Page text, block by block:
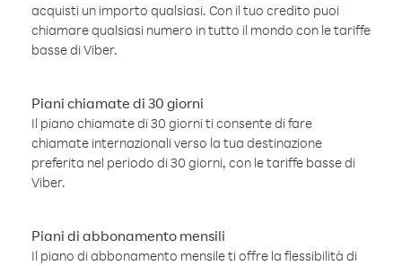
acquisti un importo qualsiasi. Con il tuo credito puoi
chiamare qualsiasi numero in tutto il mondo con le tariffe
basse di Viber.
Piani chiamate di 30 giorni
Il piano chiamate di 30 giorni ti consente di fare
chiamate internazionali verso la tua destinazione
preferita nel periodo di 30 giorni, con le tariffe basse di
Viber.
Piani di abbonamento mensili
Il piano di abbonamento mensile ti offre la flessibilità di